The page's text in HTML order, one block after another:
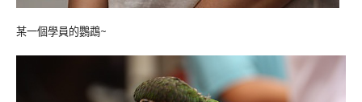
某一個學員的鸚鵡~